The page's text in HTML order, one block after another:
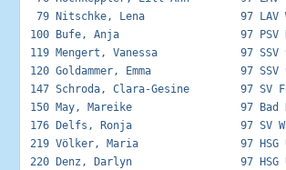
79 Nitschke, Lena
100 Bufe, Anja
119 Mengert, Vanessa
120 Goldammer, Emma
147 Schroda, Clara-Gesine
150 May, Mareike                 97
176 Delfs, Ronja                 97 SV
219 Völker, Maria                97
220 Denz, Darlyn                 97